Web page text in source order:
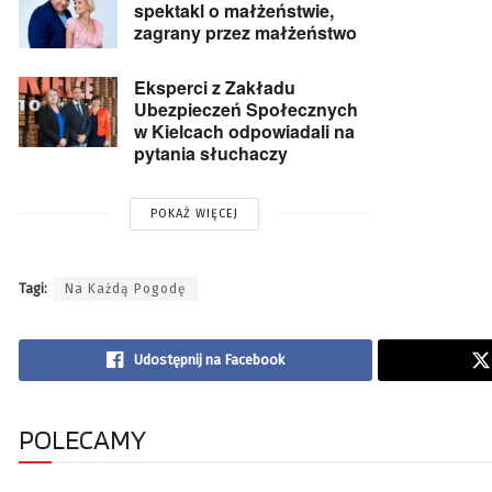
spektakl o małżeństwie,
zagrany przez małżeństwo
Eksperci z Zakładu
Ubezpieczeń Społecznych
w Kielcach odpowiadali na
pytania słuchaczy
POKAŻ WIĘCEJ
Tagi: Na Każdą Pogodę
Udostępnij na Facebook
POLECAMY